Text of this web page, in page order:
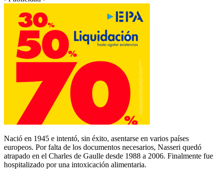
Nació en 1945 e intentó, sin éxito, asentarse en varios países
europeos. Por falta de los documentos necesarios, Nasseri quedó
atrapado en el Charles de Gaulle desde 1988 a 2006. Finalmente fue
hospitalizado por una intoxicación alimentaria.